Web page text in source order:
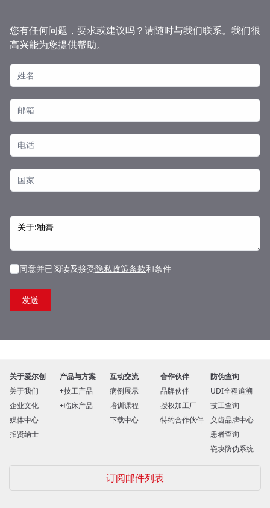
您有任何问题，要求或建议吗？请随时与我们联系。我们很
高兴能为您提供帮助。
同意并已阅读及接受隐私政策条款和条件
关于爱尔创
关于我们
企业文化
媒体中心
招贤纳士
产品与方案
技工产品
临床产品
互动交流
病例展示
培训课程
下载中心
合作伙伴
品牌伙伴
授权加工厂
特约合作伙伴
防伪查询
UDI全程追溯
技工查询
义齿品牌中心
患者查询
瓷块防伪系统
订阅邮件列表